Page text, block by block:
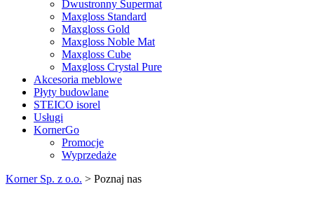
Dwustronny Supermat
Maxgloss Standard
Maxgloss Gold
Maxgloss Noble Mat
Maxgloss Cube
Maxgloss Crystal Pure
Akcesoria meblowe
Płyty budowlane
STEICO isorel
Usługi
KornerGo
Promocje
Wyprzedaże
Korner Sp. z o.o. > Poznaj nas